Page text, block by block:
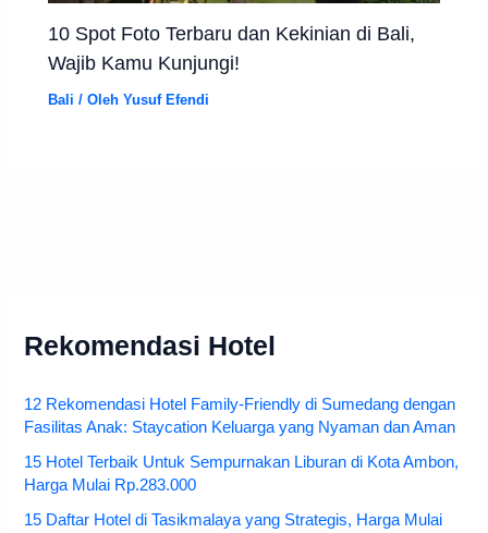
10 Spot Foto Terbaru dan Kekinian di Bali,
Wajib Kamu Kunjungi!
Bali / OlehYusuf Efendi
Rekomendasi Hotel
12 Rekomendasi Hotel Family-Friendly di Sumedang dengan
Fasilitas Anak: Staycation Keluarga yang Nyaman dan Aman
15 Hotel Terbaik Untuk Sempurnakan Liburan di Kota Ambon,
Harga Mulai Rp.283.000
15 Daftar Hotel di Tasikmalaya yang Strategis, Harga Mulai